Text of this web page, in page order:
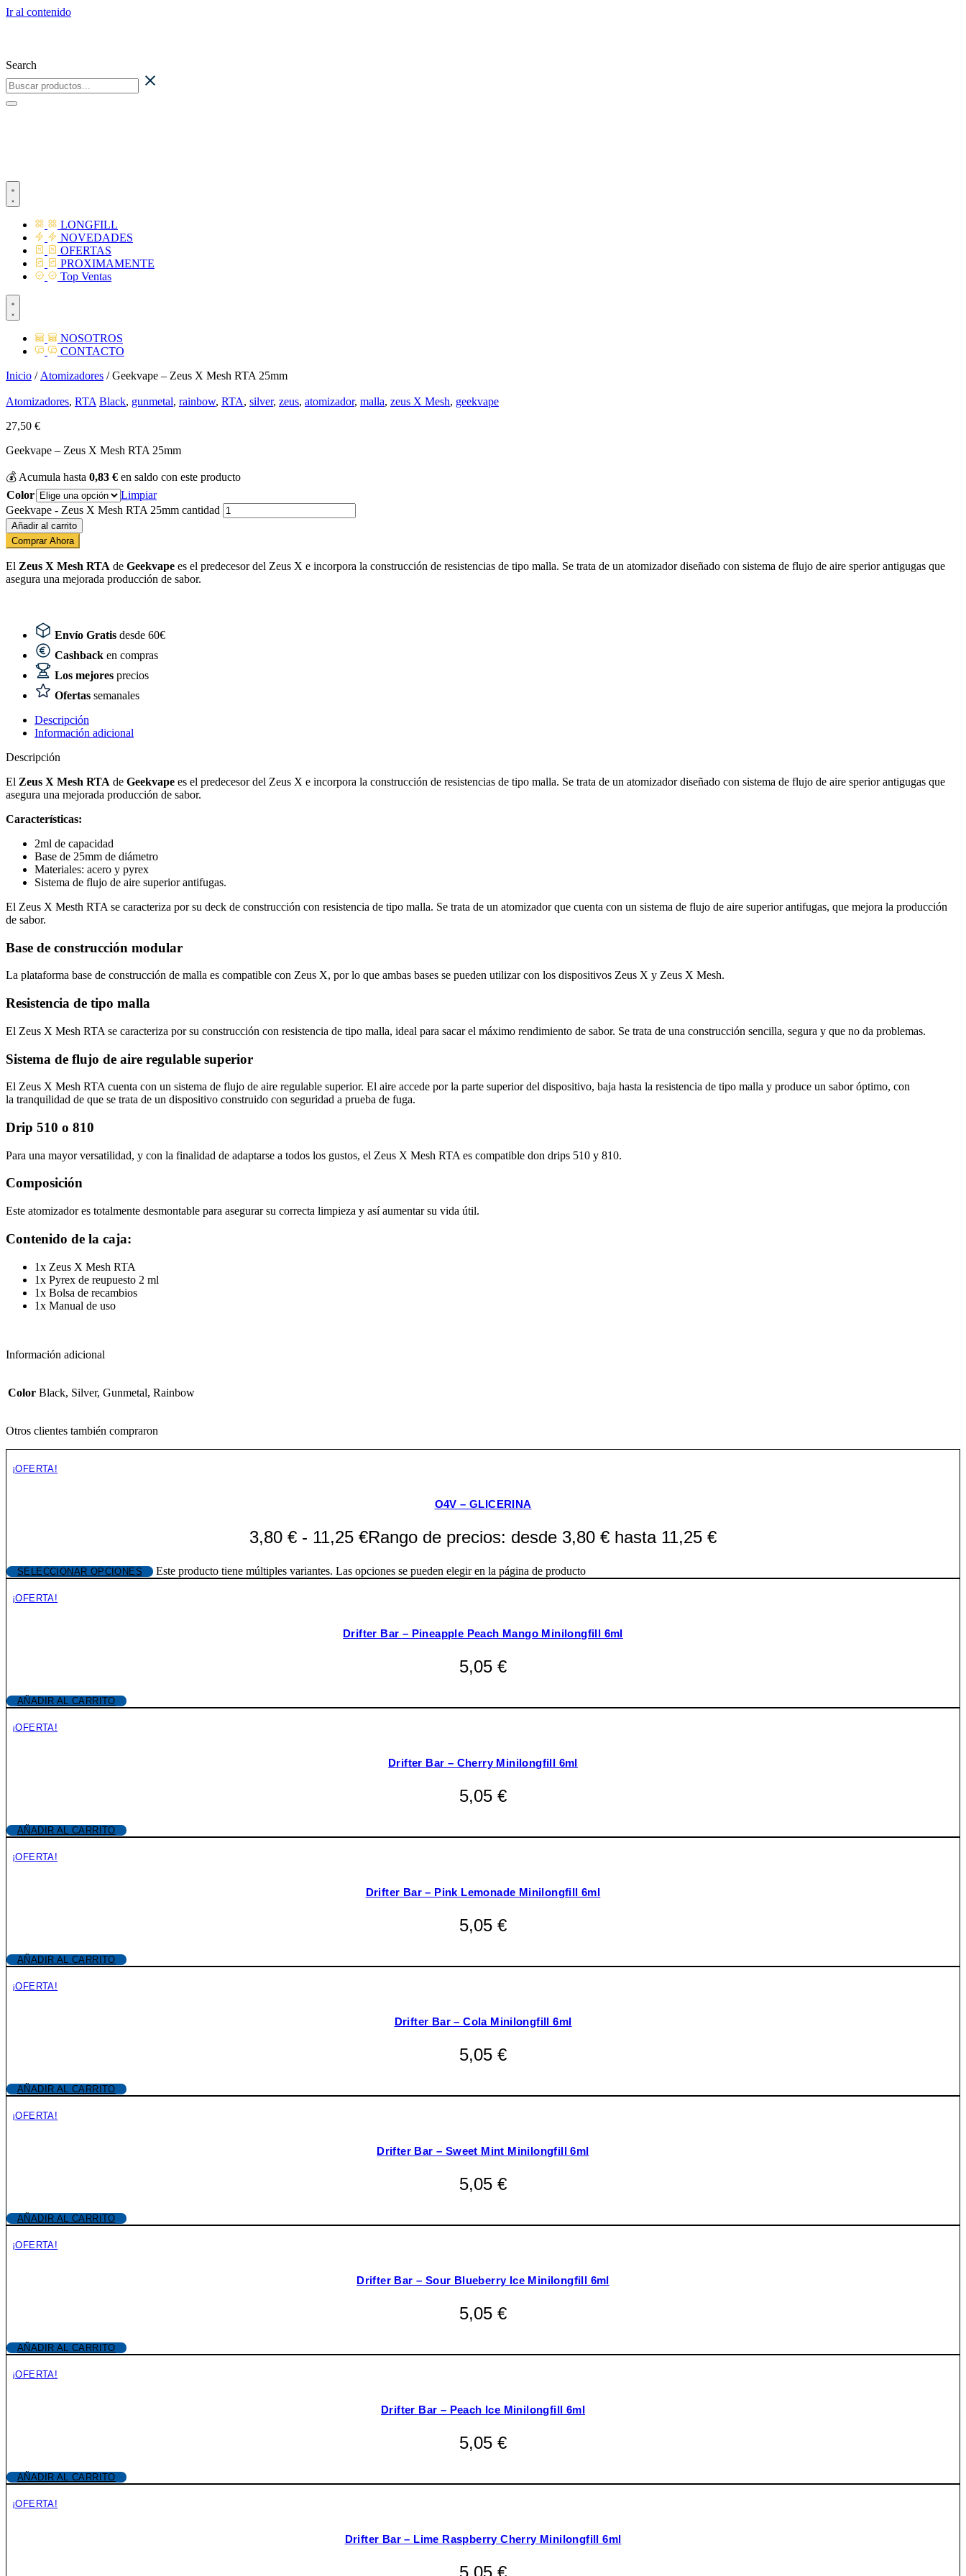
Ir al contenido
Search
LONGFILL
NOVEDADES
OFERTAS
PROXIMAMENTE
Top Ventas
NOSOTROS
CONTACTO
Inicio / Atomizadores / Geekvape – Zeus X Mesh RTA 25mm
Atomizadores, RTA Black, gunmetal, rainbow, RTA, silver, zeus, atomizador, malla, zeus X Mesh, geekvape
27,50 €
Geekvape – Zeus X Mesh RTA 25mm
💰 Acumula hasta 0,83 € en saldo con este producto
Color
Limpiar
Geekvape - Zeus X Mesh RTA 25mm cantidad
Añadir al carrito
Comprar Ahora
El Zeus X Mesh RTA de Geekvape es el predecesor del Zeus X e incorpora la construcción de resistencias de tipo malla. Se trata de un atomizador diseñado con sistema de flujo de aire sperior antigugas que
asegura una mejorada producción de sabor.
Envío Gratis desde 60€
Cashback en compras
Los mejores precios
Ofertas semanales
Descripción
Información adicional
Descripción
El Zeus X Mesh RTA de Geekvape es el predecesor del Zeus X e incorpora la construcción de resistencias de tipo malla. Se trata de un atomizador diseñado con sistema de flujo de aire sperior antigugas que
asegura una mejorada producción de sabor.
Características:
2ml de capacidad
Base de 25mm de diámetro
Materiales: acero y pyrex
Sistema de flujo de aire superior antifugas.
El Zeus X Mesth RTA se caracteriza por su deck de construcción con resistencia de tipo malla. Se trata de un atomizador que cuenta con un sistema de flujo de aire superior antifugas, que mejora la producción
de sabor.
Base de construcción modular
La plataforma base de construcción de malla es compatible con Zeus X, por lo que ambas bases se pueden utilizar con los dispositivos Zeus X y Zeus X Mesh.
Resistencia de tipo malla
El Zeus X Mesh RTA se caracteriza por su construcción con resistencia de tipo malla, ideal para sacar el máximo rendimiento de sabor. Se trata de una construcción sencilla, segura y que no da problemas.
Sistema de flujo de aire regulable superior
El Zeus X Mesh RTA cuenta con un sistema de flujo de aire regulable superior. El aire accede por la parte superior del dispositivo, baja hasta la resistencia de tipo malla y produce un sabor óptimo, con
la tranquilidad de que se trata de un dispositivo construido con seguridad a prueba de fuga.
Drip 510 o 810
Para una mayor versatilidad, y con la finalidad de adaptarse a todos los gustos, el Zeus X Mesh RTA es compatible don drips 510 y 810.
Composición
Este atomizador es totalmente desmontable para asegurar su correcta limpieza y así aumentar su vida útil.
Contenido de la caja:
1x Zeus X Mesh RTA
1x Pyrex de reupuesto 2 ml
1x Bolsa de recambios
1x Manual de uso
Información adicional
Color Black, Silver, Gunmetal, Rainbow
Otros clientes también compraron
¡OFERTA!
O4V – GLICERINA
3,80 € - 11,25 €Rango de precios: desde 3,80 € hasta 11,25 €
SELECCIONAR OPCIONES Este producto tiene múltiples variantes. Las opciones se pueden elegir en la página de producto
¡OFERTA!
Drifter Bar – Pineapple Peach Mango Minilongfill 6ml
5,05 €
AÑADIR AL CARRITO
¡OFERTA!
Drifter Bar – Cherry Minilongfill 6ml
5,05 €
AÑADIR AL CARRITO
¡OFERTA!
Drifter Bar – Pink Lemonade Minilongfill 6ml
5,05 €
AÑADIR AL CARRITO
¡OFERTA!
Drifter Bar – Cola Minilongfill 6ml
5,05 €
AÑADIR AL CARRITO
¡OFERTA!
Drifter Bar – Sweet Mint Minilongfill 6ml
5,05 €
AÑADIR AL CARRITO
¡OFERTA!
Drifter Bar – Sour Blueberry Ice Minilongfill 6ml
5,05 €
AÑADIR AL CARRITO
¡OFERTA!
Drifter Bar – Peach Ice Minilongfill 6ml
5,05 €
AÑADIR AL CARRITO
¡OFERTA!
Drifter Bar – Lime Raspberry Cherry Minilongfill 6ml
5,05 €